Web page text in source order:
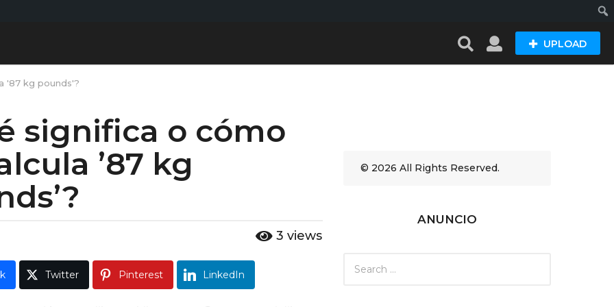
UPLOAD
'87 kg pounds'?
significa o cómo
’87 kg
3 views
Twitter Pinterest LinkedIn
© 2026 All Rights Reserved.
ANUNCIO